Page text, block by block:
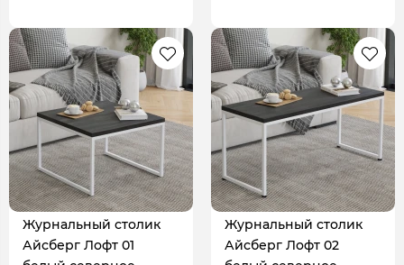
Журнальный столик
Айсберг Лофт 01
Журнальный столик
Айсберг Лофт 02